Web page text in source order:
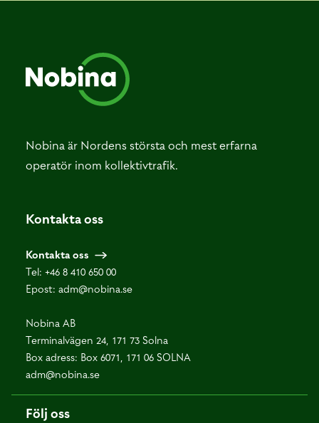
Nobina är Nordens största och mest erfarna
operatör inom kollektivtrafik.
Kontakta oss
Kontakta oss
Tel: +46 8 410 650 00
Epost: adm@nobina.se
Nobina AB
Terminalvägen 24, 171 73 Solna
Box adress: Box 6071, 171 06 SOLNA
adm@nobina.se
Följ oss